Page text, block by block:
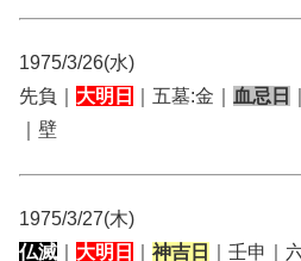
1975/3/26(水)
先負｜ 大明日 ｜五墓:金｜ 血忌日
｜壁
1975/3/27(木)
仏滅
大明日 神吉日 ｜壬申｜